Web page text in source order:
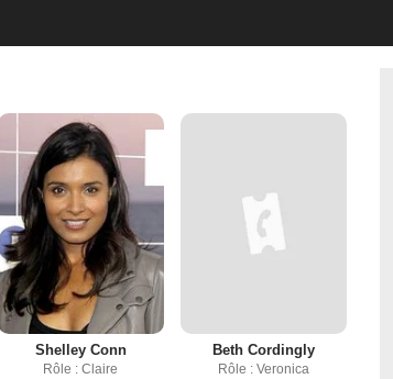
Shelley Conn
Rôle : Claire
Beth Cordingly
Rôle : Veronica